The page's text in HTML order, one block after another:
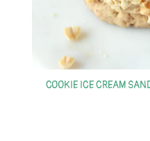
COOKIE ICE CREAM